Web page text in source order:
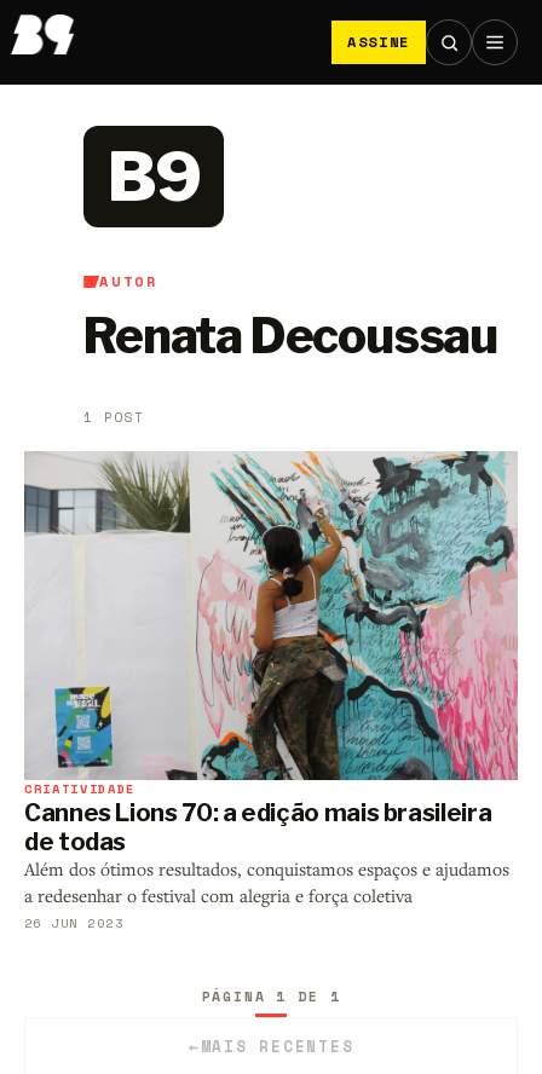
ASSINE
AUTOR
Renata Decoussau
1 POST
B9
CRIATIVIDADE
Cannes Lions 70: a edição mais brasileira
de todas
Além dos ótimos resultados, conquistamos espaços e ajudamos
a redesenhar o festival com alegria e força coletiva
26 JUN 2023
←MAIS RECENTES
PÁGINA 1 DE 1